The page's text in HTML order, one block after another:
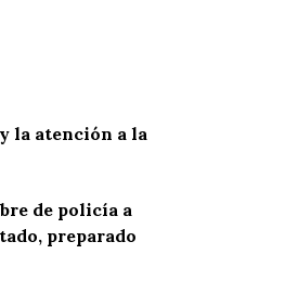
la atención a la
de policía a
preparado